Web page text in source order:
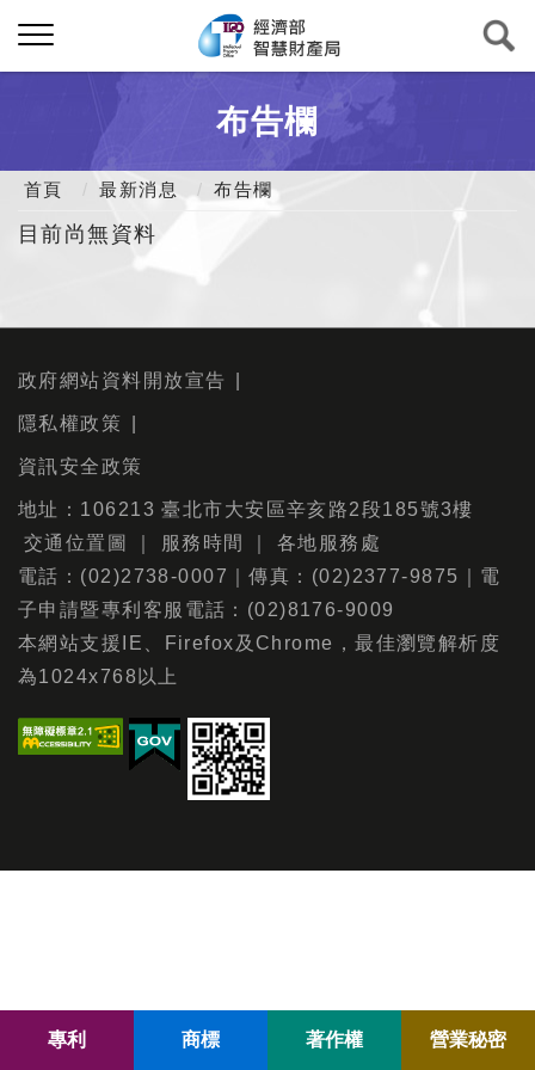
專利 商標 著作權 營業秘密
布告欄
首頁 最新消息 布告欄
目前尚無資料
政府網站資料開放宣告
隱私權政策
資訊安全政策
地址：106213 臺北市大安區辛亥路2段185號3樓
交通位置圖
服務時間
各地服務處
電話：(02)2738-0007｜傳真：(02)2377-9875｜電
子申請暨專利客服電話：(02)8176-9009
本網站支援IE、Firefox及Chrome，最佳瀏覽解析度
為1024x768以上